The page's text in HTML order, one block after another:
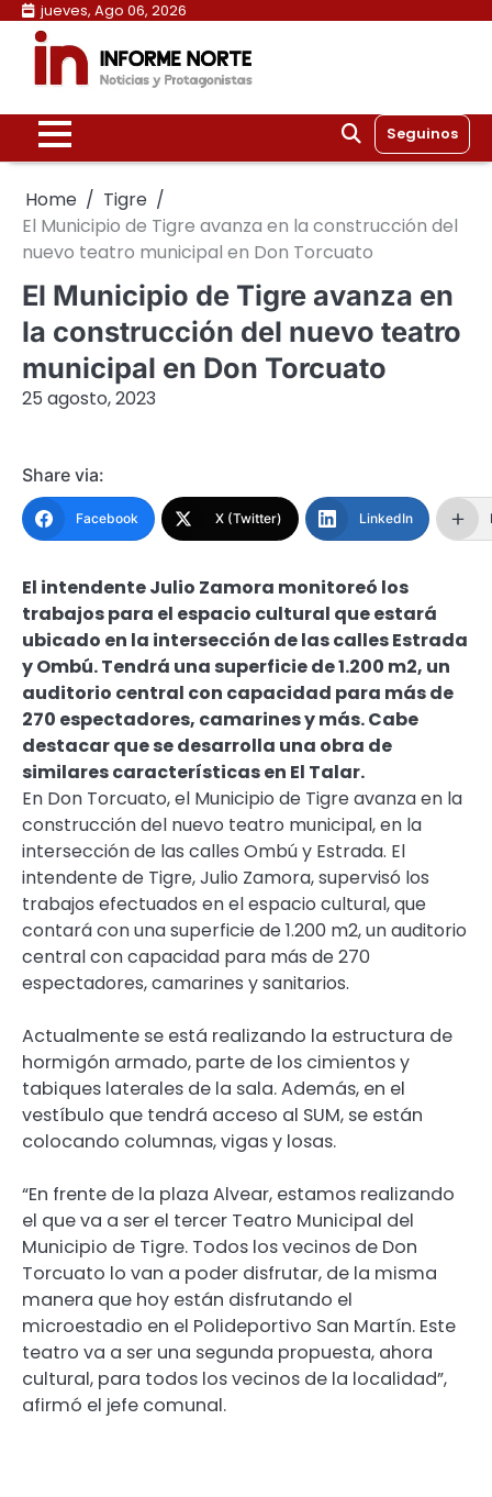
Skip
content
jueves, Ago 06, 2026
Seguinos
Home
Tigre
El Municipio de Tigre avanza en la construcción del
nuevo teatro municipal en Don Torcuato
El Municipio de Tigre avanza en
la construcción del nuevo teatro
municipal en Don Torcuato
25 agosto, 2023
Share via:
Facebook X (Twitter) LinkedIn
El intendente Julio Zamora monitoreó los
trabajos para el espacio cultural que estará
ubicado en la intersección de las calles Estrada
y Ombú. Tendrá una superficie de 1.200 m2, un
auditorio central con capacidad para más de
270 espectadores, camarines y más. Cabe
destacar que se desarrolla una obra de
similares características en El Talar.
En Don Torcuato, el Municipio de Tigre avanza en la
construcción del nuevo teatro municipal, en la
intersección de las calles Ombú y Estrada. El
intendente de Tigre, Julio Zamora, supervisó los
trabajos efectuados en el espacio cultural, que
contará con una superficie de 1.200 m2, un auditorio
central con capacidad para más de 270
espectadores, camarines y sanitarios.
Actualmente se está realizando la estructura de
hormigón armado, parte de los cimientos y
tabiques laterales de la sala. Además, en el
vestíbulo que tendrá acceso al SUM, se están
colocando columnas, vigas y losas.
“En frente de la plaza Alvear, estamos realizando
el que va a ser el tercer Teatro Municipal del
Municipio de Tigre. Todos los vecinos de Don
Torcuato lo van a poder disfrutar, de la misma
manera que hoy están disfrutando el
microestadio en el Polideportivo San Martín. Este
teatro va a ser una segunda propuesta, ahora
cultural, para todos los vecinos de la localidad”,
afirmó el jefe comunal.